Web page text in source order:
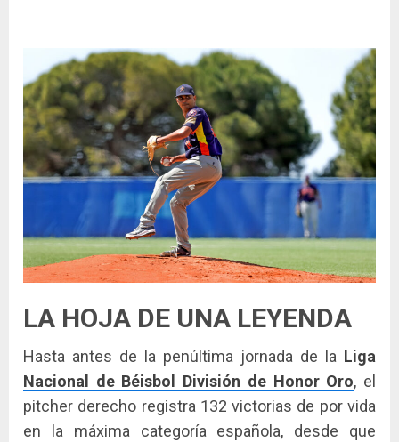
LA HOJA DE UNA LEYENDA
Hasta antes de la penúltima jornada de la Liga
Nacional de Béisbol División de Honor Oro, el
pitcher derecho registra 132 victorias de por vida
en la máxima categoría española, desde que